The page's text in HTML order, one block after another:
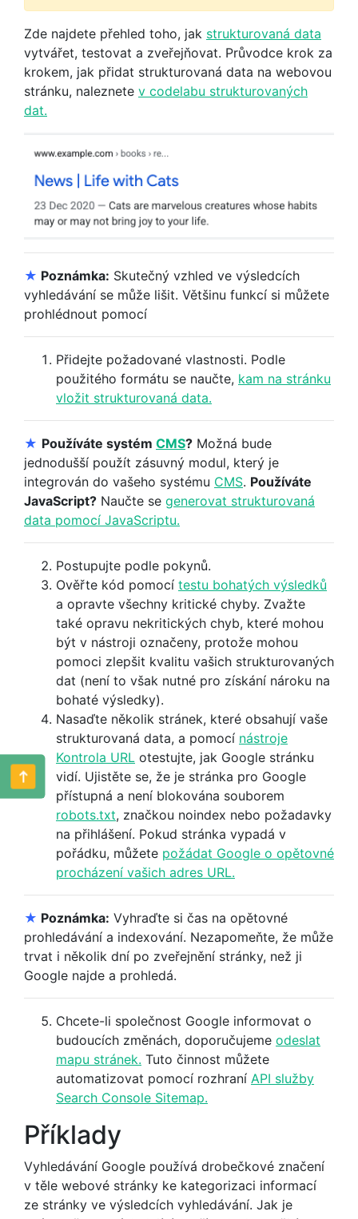
Zde najdete přehled toho, jak strukturovaná data
vytvářet, testovat a zveřejňovat. Průvodce krok za
krokem, jak přidat strukturovaná data na webovou
stránku, naleznete v codelabu strukturovaných
dat.
★ Poznámka: Skutečný vzhled ve výsledcích
vyhledávání se může lišit. Většinu funkcí si můžete
prohlédnout pomocí
Přidejte požadované vlastnosti. Podle
použitého formátu se naučte, kam na stránku
vložit strukturovaná data.
★ Používáte systém CMS? Možná bude
jednodušší použít zásuvný modul, který je
integrován do vašeho systému CMS. Používáte
JavaScript? Naučte se generovat strukturovaná
data pomocí JavaScriptu.
Postupujte podle pokynů.
Ověřte kód pomocí testu bohatých výsledků
a opravte všechny kritické chyby. Zvažte
také opravu nekritických chyb, které mohou
být v nástroji označeny, protože mohou
pomoci zlepšit kvalitu vašich strukturovaných
dat (není to však nutné pro získání nároku na
bohaté výsledky).
Nasaďte několik stránek, které obsahují vaše
strukturovaná data, a pomocí nástroje
Kontrola URL otestujte, jak Google stránku
vidí. Ujistěte se, že je stránka pro Google
přístupná a není blokována souborem
robots.txt, značkou noindex nebo požadavky
na přihlášení. Pokud stránka vypadá v
pořádku, můžete požádat Google o opětovné
procházení vašich adres URL.
★ Poznámka: Vyhraďte si čas na opětovné
prohledávání a indexování. Nezapomeňte, že může
trvat i několik dní po zveřejnění stránky, než ji
Google najde a prohledá.
Chcete-li společnost Google informovat o
budoucích změnách, doporučujeme odeslat
mapu stránek. Tuto činnost můžete
automatizovat pomocí rozhraní API služby
Search Console Sitemap.
Příklady
Vyhledávání Google používá drobečkové značení
v těle webové stránky ke kategorizaci informací
ze stránky ve výsledcích vyhledávání. Jak je